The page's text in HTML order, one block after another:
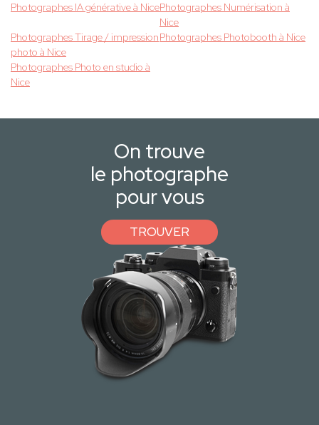
Photographes IA générative à NicePhotographes Numérisation à
Nice
Photographes Tirage / impression
photo à Nice
Photographes Photobooth à Nice
Photographes Photo en studio à
Nice
On trouve
le photographe
pour vous
TROUVER